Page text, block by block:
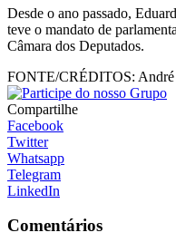
Desde o ano passado,
teve o mandato de
Câmara dos Deputados.
FONTE/CRÉDITOS:
Compartilhe
Facebook
Twitter
Whatsapp
Telegram
LinkedIn
Comentários